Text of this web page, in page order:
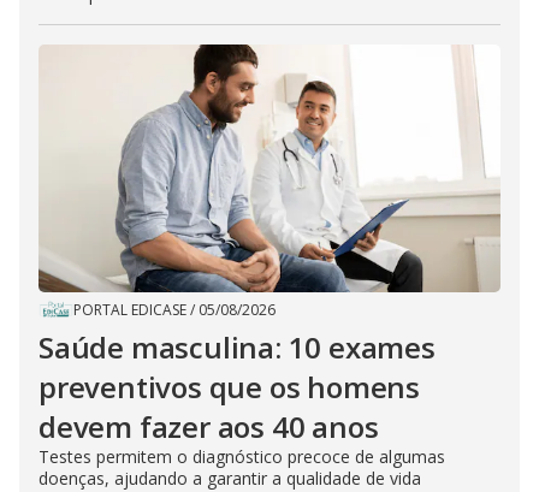
PORTAL EDICASE/ 05/08/2026
Saúde masculina: 10 exames
preventivos que os homens
devem fazer aos 40 anos
Testes permitem o diagnóstico precoce de algumas
doenças, ajudando a garantir a qualidade de vida